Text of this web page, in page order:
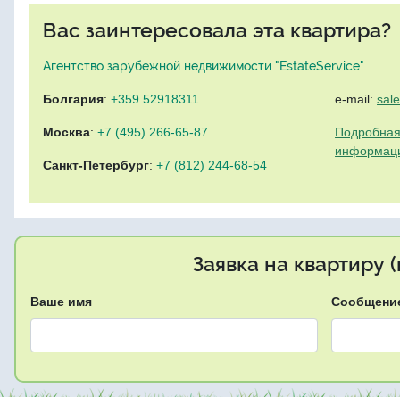
Вас заинтересовала эта квартира?
Агентство зарубежной недвижимости "EstateService"
Болгария: +359 52918311
Москва: +7 (495) 266-65-87
Санкт-Петербург: +7 (812) 244-68-54
e-mail:
Заявка на квартиру
Ваше имя